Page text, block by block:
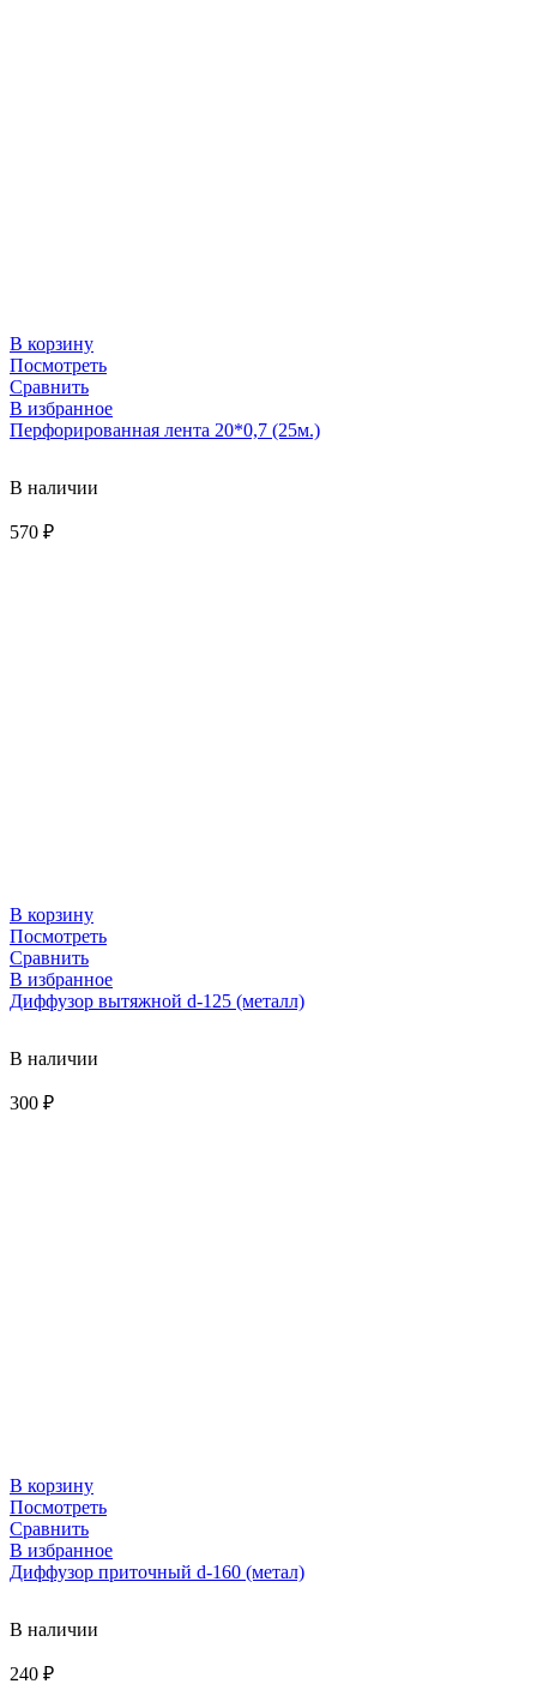
В корзину
Посмотреть
Сравнить
В избранное
Перфорированная лента 20*0,7 (25м.)
В наличии
570 ₽
В корзину
Посмотреть
Сравнить
В избранное
Диффузор вытяжной d-125 (металл)
В наличии
300 ₽
В корзину
Посмотреть
Сравнить
В избранное
Диффузор приточный d-160 (метал)
В наличии
240 ₽